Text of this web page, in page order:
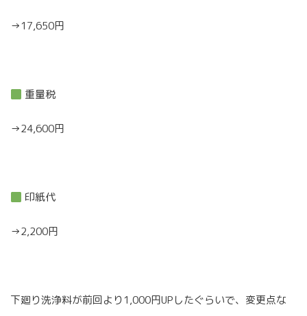
→17,650円
重量税
→24,600円
印紙代
→2,200円
下廻り洗浄料が前回より1,000円UPしたぐらいで、変更点な